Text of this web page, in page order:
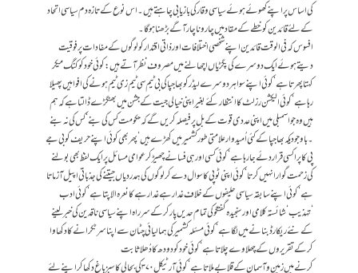
کی اساس پر اپنے کھوئے ہوئےسیاسی وقار کی بازیابی چاہتے ہیں ۔ اس نوع کے تازہ دم سیاسی اتحاد
کے لئے قائدین کوخطے کے مقاد میں چار وناچارآگے بڑھنا ہوگا ۔
افسوس کہ فی الوقت قائدین اپنے شخصی اختلافات اور ذاتی اقتدار کو لوگوں کے مفادات پر فوقیت
دیتے ہوئے ایک دوسرے کی پگڑیاں اچھالنے میں مصروف نظر آتے ہیں : کوئی خود کو کنگ میکر
کہتا پھرتا ہے ‘ کوئی اپنے سوا ہر دوسرے لیڈر کو بھاجپا کی بی ٹیم سی ٹیم زی ٹیم ہونے کی افواہیں پھیلا
رہاہے‘ کوئی الیکشن رزلٹ کا انتظار کئے بغیراپنی خیالی جیت کے جشن میں بھنگڑے ڈالتا ہے کہ ہم
ہیں وہ جو اسمبلی میں اپنی عددی قوت کے بل پر فیصلہ کریں گے کہ حکومت کس کی بنے ‘کس کی نہ بنے
۔باوجود یکہ بھاجپا کے کئی اُمیدوار علامتی طورکشمیرمیں کھڑے ہیں‘ پھر بھی کوئی اپنے حریف کوبی جے
پی کا پراکسی قرار دئے جارہا ہے ‘ کوئی کسی اور ہی فسانے چھیڑ کر عوامی مسائل پر ایک لفظ بھی بولنے
کی زحمت گوارا نہیں کرتا‘ کوئی اپنی ٹوپی کا سوال دے کر لوگوں کی ہمدردیاں جیتنے کی جذباتی اپیل آزماتا
ہے ‘ کوئی اپنے سابقہ سیاسی حلیفوں کے خلاف غدار ہے غدار ہے کا نعرہ الاپتا ہے ‘ کوئی ادب
‘تہذیب‘ شائستہ کلامی اور سنجیدہ گفتگو کی تمام حدیں پار کر کے سرراہ اپنے سیاسی ناقدین کی خبر لینے
کے نئے ریکارڈ بنا نےمیں لگاہے‘ کوئی مسئلہ کشمیر کی ہمالیائی چٹان سے اپنا سر ٹکرانے کا دکھاوا
کرکے تقریروں کے چھلاوے چلاتا ہے ‘ کوئی خود کو دودھ کا دُھلا ثابت
کر نے میں زمین وآسمان کے قلابے ملاتا ہے‘ کوئی آرٹیکل ۳۷۰ کی بحالی کا سبزباغ دکھا کر اپنے لئے